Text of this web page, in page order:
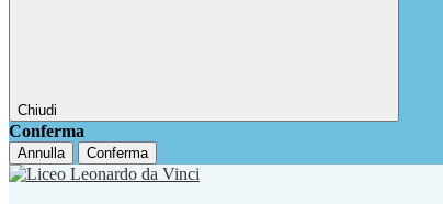
Chiudi
Conferma
Annulla Conferma